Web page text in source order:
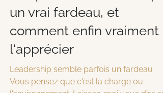
Ce qui fait du leadership
un vrai fardeau, et
comment enfin vraiment
l'apprécier
Leadership semble parfois un fardeau